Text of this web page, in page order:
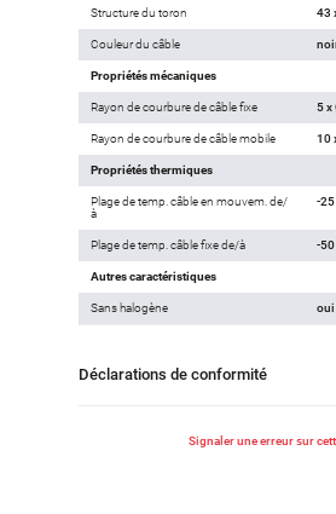
Structure du toron 43
Couleur du câble
Propriétés mécaniques
Rayon de courbure de câble fixe 5 x
Rayon de courbure de câble mobile 10
Propriétés thermiques
Plage de temp. câble en mouvem. de/
à
-25
Plage de temp. câble fixe de/à -50
Autres caractéristiques
Sans halogène oui
Déclarations de conformité
Signaler une erreur sur